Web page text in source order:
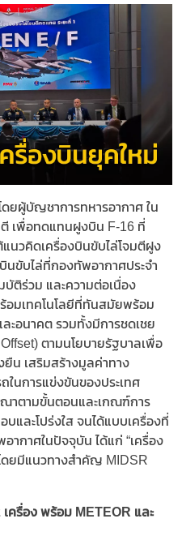
ยผู้บัญชาการทหารอากาศ ใน
ตี เพื่อทดแทนฝูงบิน F-16 ที่
แนวคิดเครื่องบินขับไล่โจมตีฝูง
นขับไล่ที่กองทัพอากาศประจำ
ติร่วม และความต่อเนื่อง
อมเทคโนโลยีที่ทันสมัยพร้อม
อนาคต รวมทั้งมีการชดเชย
ตามนโยบายรัฐบาลเพื่อ
น เสริมสร้างมูลค่าทาง
ในการแข่งขันของประเทศ
าตามขั้นตอนและเกณฑ์การ
และโปร่งใส จนได้แบบเครื่องที่
ากาศในปัจจุบัน ได้แก่ “เครื่อง
ดยมีแนวทางสำคัญ MIDSR
ครื่อง พร้อม METEOR และ